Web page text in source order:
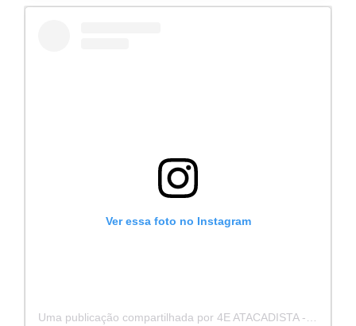
Ver essa foto no Instagram